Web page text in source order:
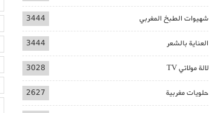
شهيوات الطبخ المغربي 3444
العناية بالشعر 3444
لالة مولاتي TV 3028
حلويات مغربية 2627